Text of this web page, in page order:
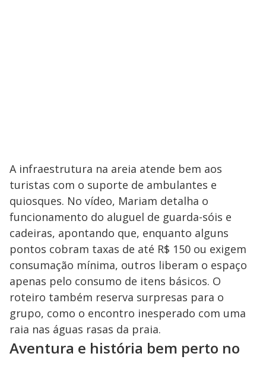
A infraestrutura na areia atende bem aos
turistas com o suporte de ambulantes e
quiosques. No vídeo, Mariam detalha o
funcionamento do aluguel de guarda-sóis e
cadeiras, apontando que, enquanto alguns
pontos cobram taxas de até R$ 150 ou exigem
consumação mínima, outros liberam o espaço
apenas pelo consumo de itens básicos. O
roteiro também reserva surpresas para o
grupo, como o encontro inesperado com uma
raia nas águas rasas da praia.
Aventura e história bem perto no